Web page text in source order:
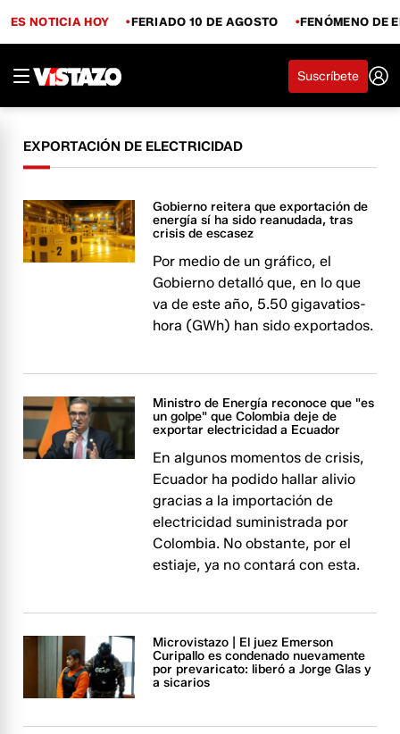
ES NOTICIA HOY FERIADO 10 DE AGOSTO FENÓMENO DE
Suscríbete
EXPORTACIÓN DE ELECTRICIDAD
Gobierno reitera que exportación de
energía sí ha sido reanudada, tras
crisis de escasez
Por medio de un gráfico, el
Gobierno detalló que, en lo que
va de este año, 5.50 gigavatios-
hora (GWh) han sido exportados.
Ministro de Energía reconoce que "es
un golpe" que Colombia deje de
exportar electricidad a Ecuador
En algunos momentos de crisis,
Ecuador ha podido hallar alivio
gracias a la importación de
electricidad suministrada por
Colombia. No obstante, por el
estiaje, ya no contará con esta.
Microvistazo | El juez Emerson
Curipallo es condenado nuevamente
por prevaricato: liberó a Jorge Glas y
a sicarios